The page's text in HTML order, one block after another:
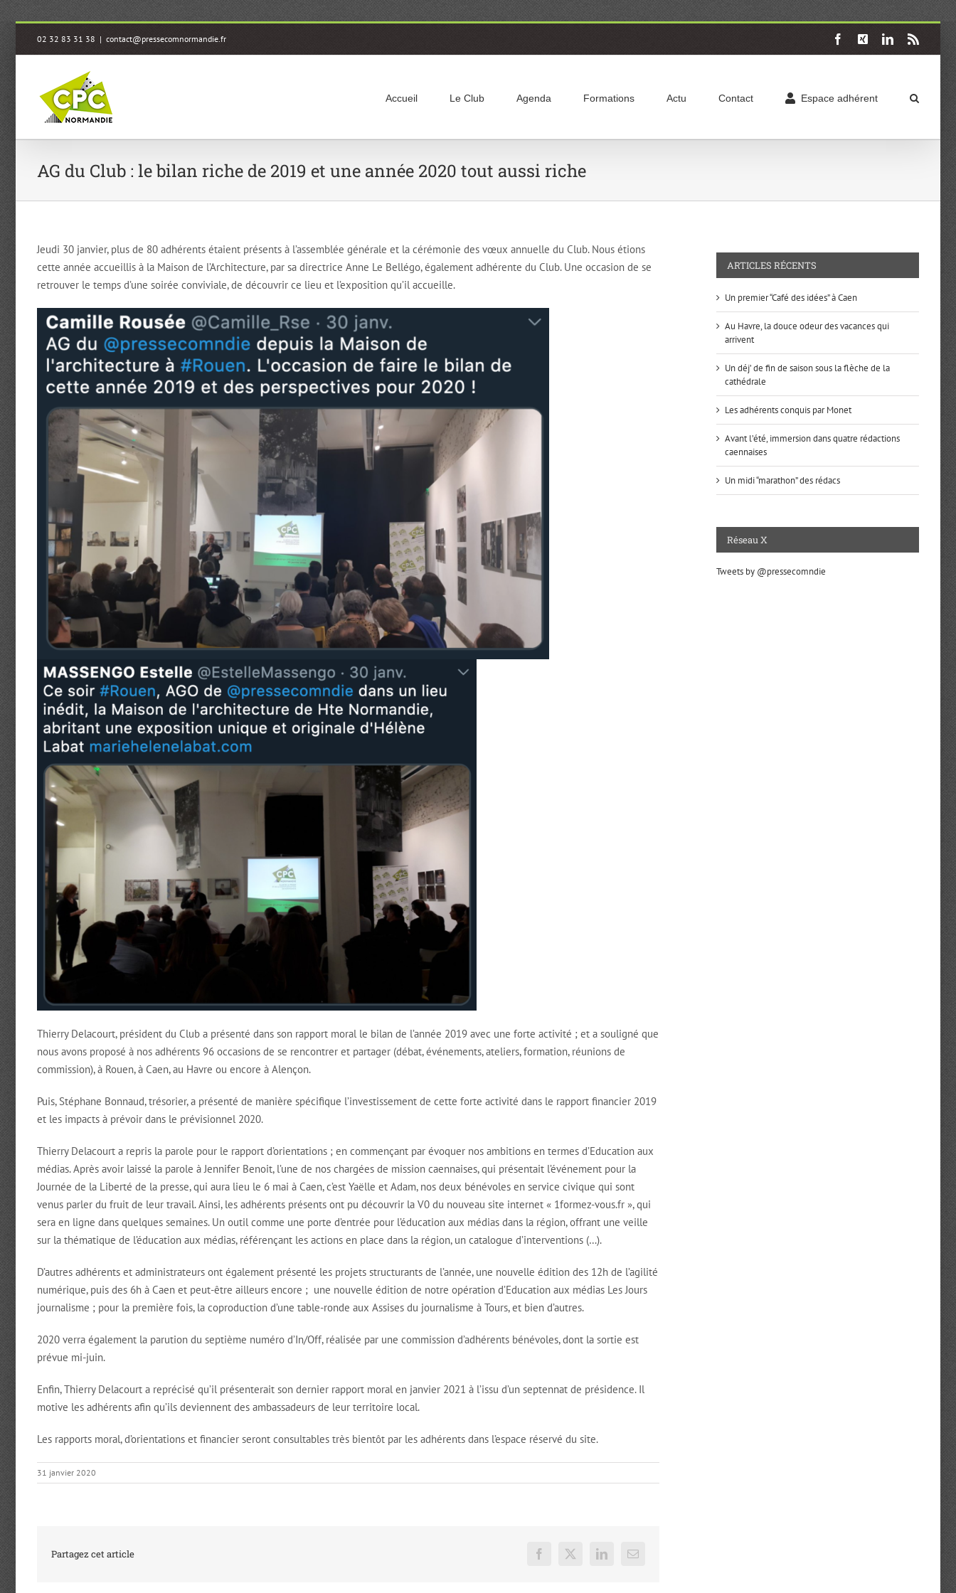
Passer
contenu
02 32 83 31 38 | contact@pressecomnormandie.fr Facebook
X LinkedIn
Accueil Le Club Agenda Formations Actu Contact Espace adhérent
AG du Club : le bilan riche de 2019 et une année 2020 tout aussi riche
Jeudi 30 janvier, plus de 80 adhérents étaient présents à l’assemblée générale et la cérémonie des vœux annuelle du Club. Nous étions
cette année accueillis à la Maison de l’Architecture, par sa directrice Anne Le Bellégo, également adhérente du Club. Une occasion de se
retrouver le temps d’une soirée conviviale, de découvrir ce lieu et l’exposition qu’il accueille.
Thierry Delacourt, président du Club a présenté dans son rapport moral le bilan de l’année 2019 avec une forte activité ; et a souligné que
nous avons proposé à nos adhérents 96 occasions de se rencontrer et partager (débat, événements, ateliers, formation, réunions de
commission), à Rouen, à Caen, au Havre ou encore à Alençon.
Puis, Stéphane Bonnaud, trésorier, a présenté de manière spécifique l’investissement de cette forte activité dans le rapport financier 2019
et les impacts à prévoir dans le prévisionnel 2020.
Thierry Delacourt a repris la parole pour le rapport d’orientations ; en commençant par évoquer nos ambitions en termes d’Education aux
médias. Après avoir laissé la parole à Jennifer Benoit, l’une de nos chargées de mission caennaises, qui présentait l’événement pour la
Journée de la Liberté de la presse, qui aura lieu le 6 mai à Caen, c’est Yaëlle et Adam, nos deux bénévoles en service civique qui sont
venus parler du fruit de leur travail. Ainsi, les adhérents présents ont pu découvrir la V0 du nouveau site internet « 1formez-vous.fr », qui
sera en ligne dans quelques semaines. Un outil comme une porte d’entrée pour l’éducation aux médias dans la région, offrant une veille
sur la thématique de l’éducation aux médias, référençant les actions en place dans la région, un catalogue d’interventions (…).
D’autres adhérents et administrateurs ont également présenté les projets structurants de l’année, une nouvelle édition des 12h de l’agilité
numérique, puis des 6h à Caen et peut-être ailleurs encore ; une nouvelle édition de notre opération d’Education aux médias Les Jours
journalisme ; pour la première fois, la coproduction d’une table-ronde aux Assises du journalisme à Tours, et bien d’autres.
2020 verra également la parution du septième numéro d’In/Off, réalisée par une commission d’adhérents bénévoles, dont la sortie est
prévue mi-juin.
Enfin, Thierry Delacourt a reprécisé qu’il présenterait son dernier rapport moral en janvier 2021 à l’issu d’un septennat de présidence. Il
motive les adhérents afin qu’ils deviennent des ambassadeurs de leur territoire local.
Les rapports moral, d’orientations et financier seront consultables très bientôt par les adhérents dans l’espace réservé du site.
31 janvier 2020
Partagez cet article Facebook
X LinkedInEmail
ARTICLES RÉCENTS
Un premier “Café des idées” à Caen
Au Havre, la douce odeur des vacances qui
arrivent
Un déj’ de fin de saison sous la flèche de la
cathédrale
Les adhérents conquis par Monet
Avant l’été, immersion dans quatre rédactions
caennaises
Un midi “marathon” des rédacs
Réseau X
Tweets by @pressecomndie